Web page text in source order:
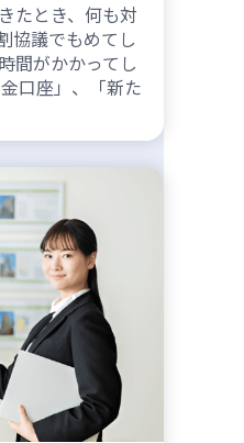
たとき、何も対
協議でもめてし
間がかかってし
口座」、「新た